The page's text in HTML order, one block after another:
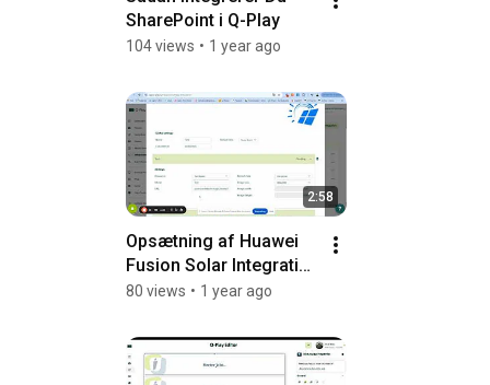
SharePoint i Q-Play
104 views • 1 year ago
2:58
Opsætning af Huawei
Fusion Solar Integration
i Q-Play
80 views • 1 year ago